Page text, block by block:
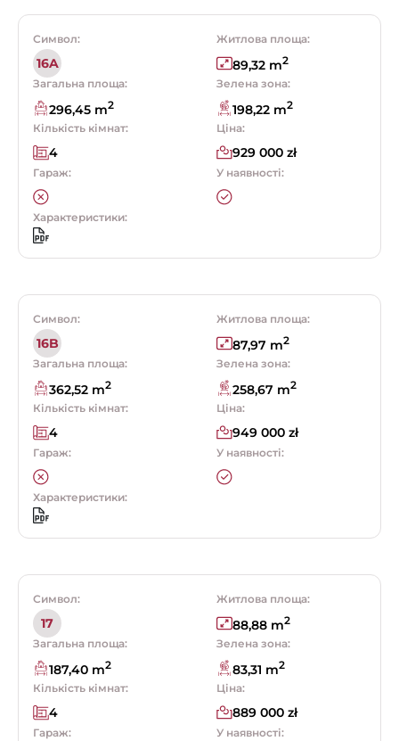
Символ:
16A
Житлова площа:
89,32 m2
Загальна площа:
296,45 m2
Зелена зона:
198,22 m2
Кількість кімнат:
4
Ціна:
929 000 zł
Гараж: У наявності:
Характеристики:
Символ:
16B
Житлова площа:
87,97 m2
Загальна площа:
362,52 m2
Зелена зона:
258,67 m2
Кількість кімнат:
4
Ціна:
949 000 zł
Гараж: У наявності:
Характеристики:
Символ:
17
Житлова площа:
88,88 m2
Загальна площа:
187,40 m2
Зелена зона:
83,31 m2
Кількість кімнат:
4
Ціна:
889 000 zł
Гараж: У наявності: